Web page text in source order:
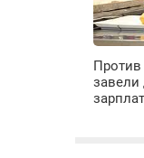
Против
завели